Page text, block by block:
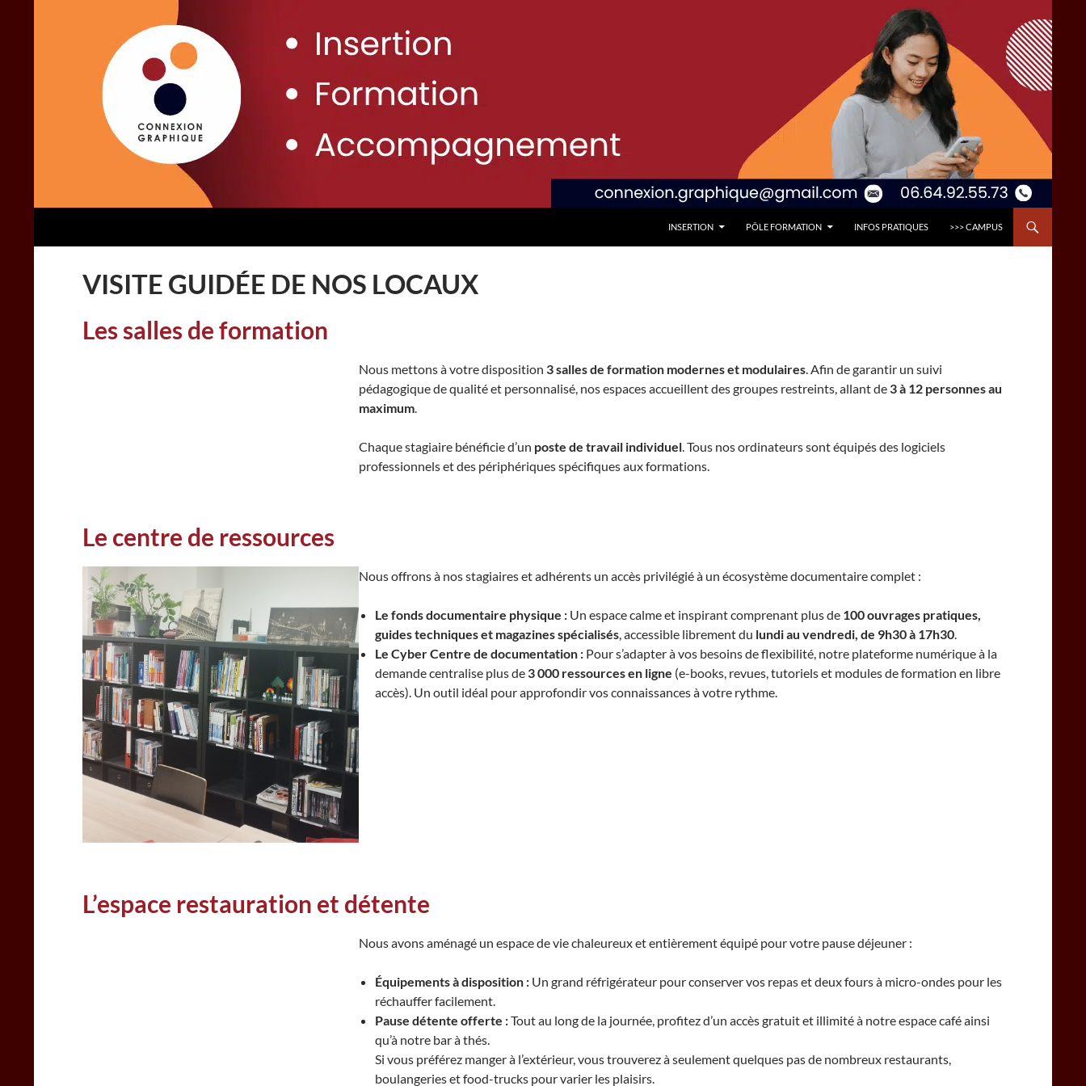
INSERTION PÔLE FORMATION INFOS PRATIQUES >>> CAMPUS
VISITE GUIDÉE DE NOS LOCAUX
Les salles de formation
Nous mettons à votre disposition 3 salles de formation modernes et modulaires. Afin de garantir un suivi
pédagogique de qualité et personnalisé, nos espaces accueillent des groupes restreints, allant de 3 à 12 personnes au
maximum.
Chaque stagiaire bénéficie d’un poste de travail individuel. Tous nos ordinateurs sont équipés des logiciels
professionnels et des périphériques spécifiques aux formations.
Le centre de ressources
Nous offrons à nos stagiaires et adhérents un accès privilégié à un écosystème documentaire complet :
Le fonds documentaire physique : Un espace calme et inspirant comprenant plus de 100 ouvrages pratiques,
guides techniques et magazines spécialisés, accessible librement du lundi au vendredi, de 9h30 à 17h30.
Le Cyber Centre de documentation : Pour s’adapter à vos besoins de flexibilité, notre plateforme numérique à la
demande centralise plus de 3 000 ressources en ligne (e-books, revues, tutoriels et modules de formation en libre
accès). Un outil idéal pour approfondir vos connaissances à votre rythme.
L’espace restauration et détente
Nous avons aménagé un espace de vie chaleureux et entièrement équipé pour votre pause déjeuner :
Équipements à disposition : Un grand réfrigérateur pour conserver vos repas et deux fours à micro-ondes pour les
réchauffer facilement.
Pause détente offerte :Tout au long de la journée, profitez d’un accès gratuit et illimité à notre espace café ainsi
qu’à notre bar à thés.
Si vous préférez manger à l’extérieur, vous trouverez à seulement quelques pas de nombreux restaurants,
boulangeries et food-trucks pour varier les plaisirs.